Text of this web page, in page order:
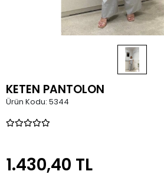
KETEN PANTOLON
Ürün Kodu: 5344
1.430,40 TL